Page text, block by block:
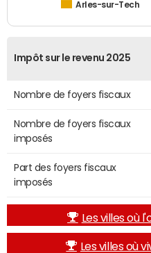
Arles-sur-Tech
Impôt sur le revenu 2025
Nombre de foyers fiscaux
Nombre de foyers fiscaux
imposés
Part des foyers fiscaux
imposés
Les villes où
Les villes où